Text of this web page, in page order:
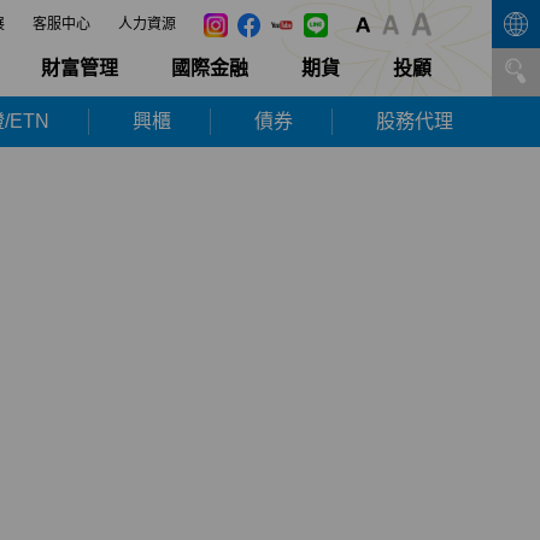
客服中心 人力資源
財富管理 國際金融 期貨 投顧
ETN 興櫃 債券 股務代理